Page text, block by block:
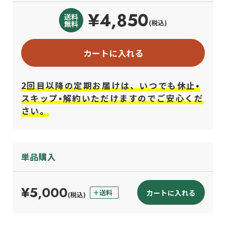
¥4,850(税込)
カートに入れる
2回目以降の定期お届けは、いつでも休止•
スキップ•解約いただけますのでご安心くだ
さい。
単品購入
¥5,000(税込) カートに入れる